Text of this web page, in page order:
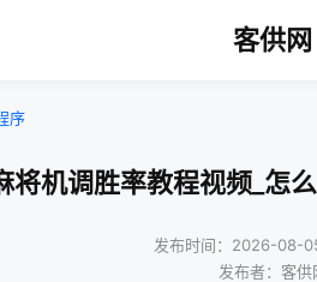
客供网
序
将机调胜率教程视频_怎
发布时间：2026-08-
发布者：客供